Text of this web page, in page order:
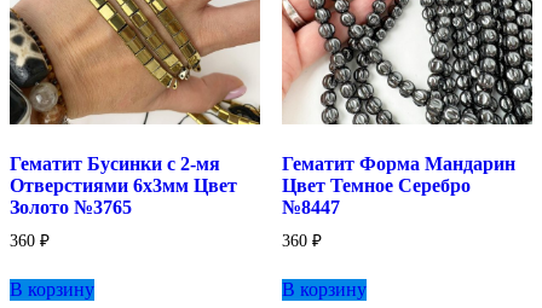
Гематит Бусинки с 2-мя
Отверстиями 6х3мм Цвет
Золото №3765
360 ₽
В корзину
Гематит Форма Мандарин
Цвет Темное Серебро
№8447
360 ₽
В корзину